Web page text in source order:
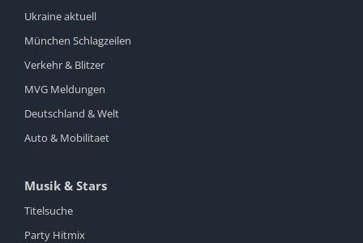
Ukraine aktuell
München Schlagzeilen
Verkehr & Blitzer
MVG Meldungen
Deutschland & Welt
Auto & Mobilitaet
Musik & Stars
Titelsuche
Party Hitmix